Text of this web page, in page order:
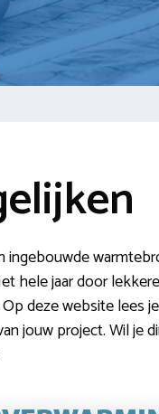
ingebouwde
hele jaar door
deze website lees je
jouw project. Wil je